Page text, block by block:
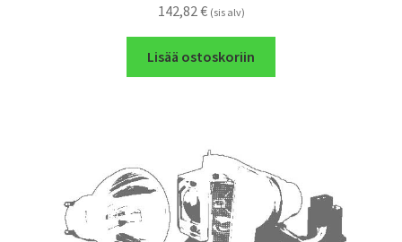
142,82 € (sis alv)
Lisää ostoskoriin